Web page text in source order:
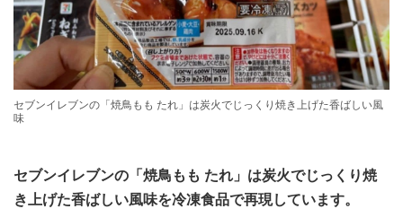
セブンイレブンの「焼鳥もも たれ」は炭火でじっくり焼き上げた香ばしい風
味
セブンイレブンの「焼鳥もも たれ」は炭火でじっくり焼
き上げた香ばしい風味を冷凍食品で再現しています。